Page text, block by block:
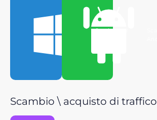
Scarica per
Scambio \ acquisto di traffico